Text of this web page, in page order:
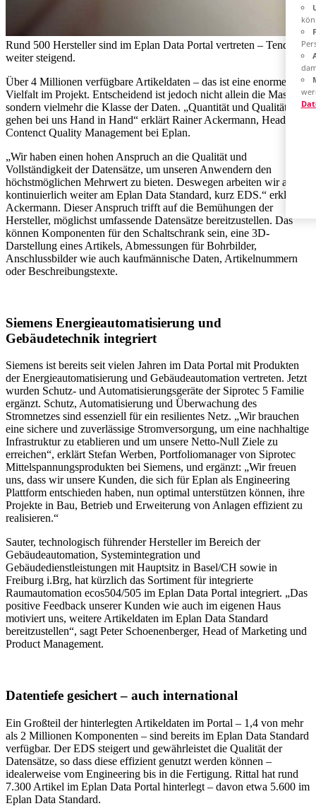
Rund 500 Hersteller sind im Eplan Data Portal vertreten – Tendenz
weiter steigend.
Über 4 Millionen verfügbare Artikeldaten – das ist eine enorme
Vielfalt im Projekt. Entscheidend ist jedoch nicht allein die Masse,
sondern vielmehr die Klasse der Daten. „Quantität und Qualität
gehen bei uns Hand in Hand“ erklärt Rainer Ackermann, Head of
Contenct Quality Management bei Eplan.
„Wir haben einen hohen Anspruch an die Qualität und
Vollständigkeit der Datensätze, um unseren Anwendern den
höchstmöglichen Mehrwert zu bieten. Deswegen arbeiten wir auch
kontinuierlich weiter am Eplan Data Standard, kurz EDS.“ erklärt
Ackermann. Dieser Anspruch trifft auf die Bemühungen der
Hersteller, möglichst umfassende Datensätze bereitzustellen. Das
können Komponenten für den Schaltschrank sein, eine 3D-
Darstellung eines Artikels, Abmessungen für Bohrbilder,
Anschlussbilder wie auch kaufmännische Daten, Artikelnummern
oder Beschreibungstexte.
Siemens Energieautomatisierung und
Gebäudetechnik integriert
Siemens ist bereits seit vielen Jahren im Data Portal mit Produkten
der Energieautomatisierung und Gebäudeautomation vertreten. Jetzt
wurden Schutz- und Automatisierungsgeräte der Siprotec 5 Familie
ergänzt. Schutz, Automatisierung und Überwachung des
Stromnetzes sind essenziell für ein resilientes Netz. „Wir brauchen
eine sichere und zuverlässige Stromversorgung, um eine nachhaltige
Infrastruktur zu etablieren und um unsere Netto-Null Ziele zu
erreichen“, erklärt Stefan Werben, Portfoliomanager von Siprotec
Mittelspannungsprodukten bei Siemens, und ergänzt: „Wir freuen
uns, dass wir unsere Kunden, die sich für Eplan als Engineering
Plattform entschieden haben, nun optimal unterstützen können, ihre
Projekte in Bau, Betrieb und Erweiterung von Anlagen effizient zu
realisieren.“
Sauter, technologisch führender Hersteller im Bereich der
Gebäudeautomation, Systemintegration und
Gebäudedienstleistungen mit Hauptsitz in Basel/CH sowie in
Freiburg i.Brg, hat kürzlich das Sortiment für integrierte
Raumautomation ecos504/505 im Eplan Data Portal integriert. „Das
positive Feedback unserer Kunden wie auch im eigenen Haus
motiviert uns, weitere Artikeldaten im Eplan Data Standard
bereitzustellen“, sagt Peter Schoenenberger, Head of Marketing und
Product Management.
Datentiefe gesichert – auch international
Ein Großteil der hinterlegten Artikeldaten im Portal – 1,4 von mehr
als 2 Millionen Komponenten – sind bereits im Eplan Data Standard
verfügbar. Der EDS steigert und gewährleistet die Qualität der
Datensätze, so dass diese effizient genutzt werden können –
idealerweise vom Engineering bis in die Fertigung. Rittal hat rund
7.300 Artikel im Eplan Data Portal hinterlegt – davon etwa 5.600 im
Eplan Data Standard.